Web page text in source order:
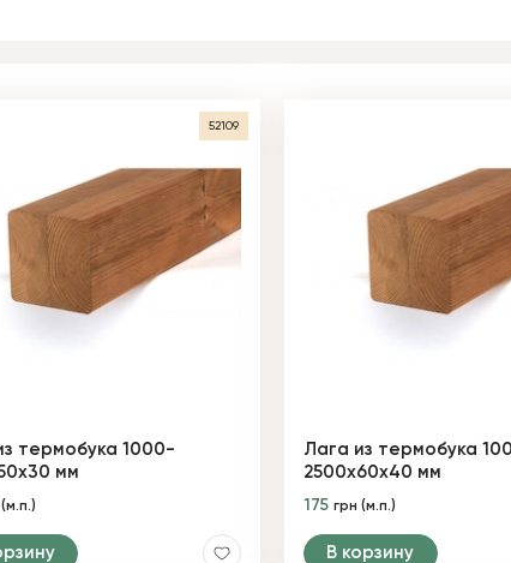
52109
термобука 1000-
мм
Лага из термобука
2500х60х40 мм
175 грн (м.п.)
В корзину